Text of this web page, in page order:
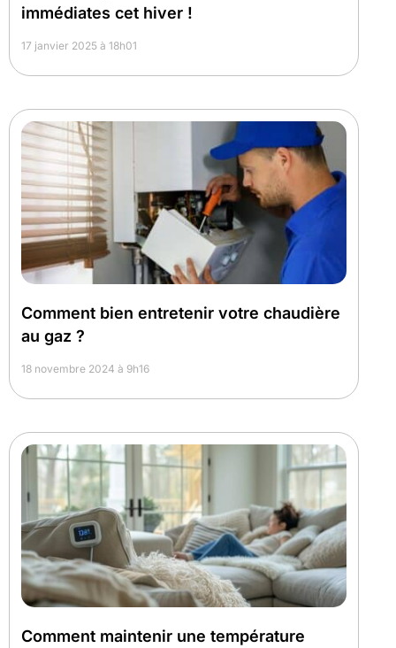
immédiates cet hiver !
17 janvier 2025 à 18h01
Comment bien entretenir votre chaudière
au gaz ?
18 novembre 2024 à 9h16
Comment maintenir une température